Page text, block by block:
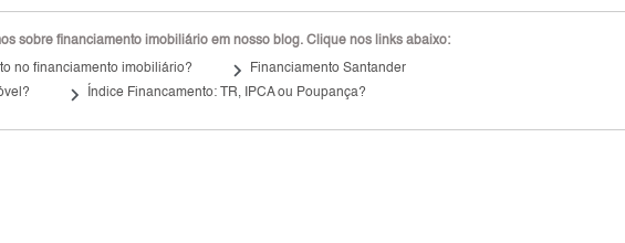
sobre financiamento imobiliário em nosso blog. Clique nos links abaixo:
no financiamento imobiliário? keyboard_arrow_right Financiamento Santander
keyboard_arrow_right Índice Financamento: TR, IPCA ou Poupança?